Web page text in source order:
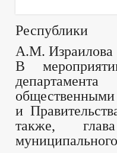
Республики
А.М. Израилова
В
и
также,